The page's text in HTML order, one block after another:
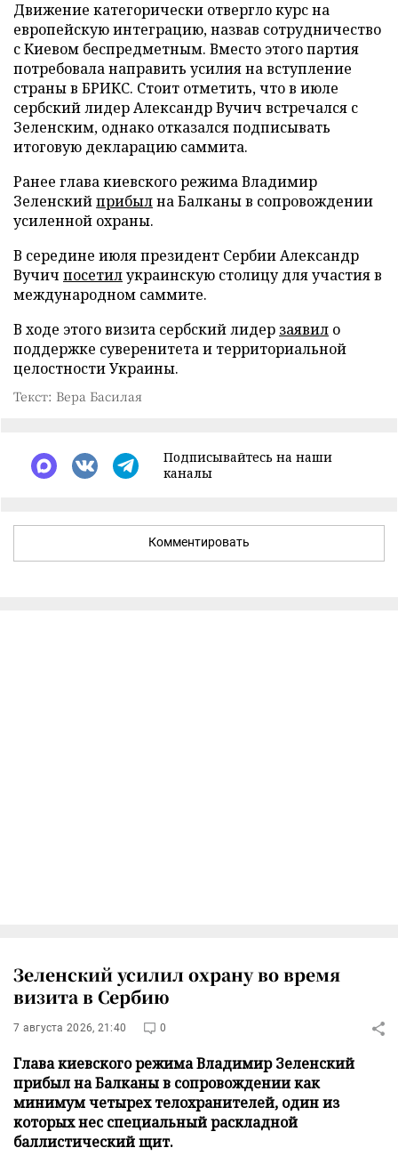
Движение категорически отвергло курс на
европейскую интеграцию, назвав сотрудничество
с Киевом беспредметным. Вместо этого партия
потребовала направить усилия на вступление
страны в БРИКС. Стоит отметить, что в июле
сербский лидер Александр Вучич встречался с
Зеленским, однако отказался подписывать
итоговую декларацию саммита.
Ранее глава киевского режима Владимир
Зеленскийприбылна Балканы в сопровождении
усиленной охраны.
В середине июля президент Сербии Александр
Вучич посетилукраинскую столицу для участия в
международном саммите.
В ходе этого визита сербский лидер заявил о
поддержке суверенитета и территориальной
целостности Украины.
Текст: Вера Басилая
Подписывайтесь на наши
каналы
Комментировать
Зеленский усилил охрану во время
визита в Сербию
7 августа 2026, 21:40 0
Глава киевского режима Владимир Зеленский
прибыл на Балканы в сопровождении как
минимум четырех телохранителей, один из
которых нес специальный раскладной
баллистический щит.